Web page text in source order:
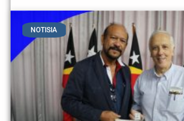
NOTISIA